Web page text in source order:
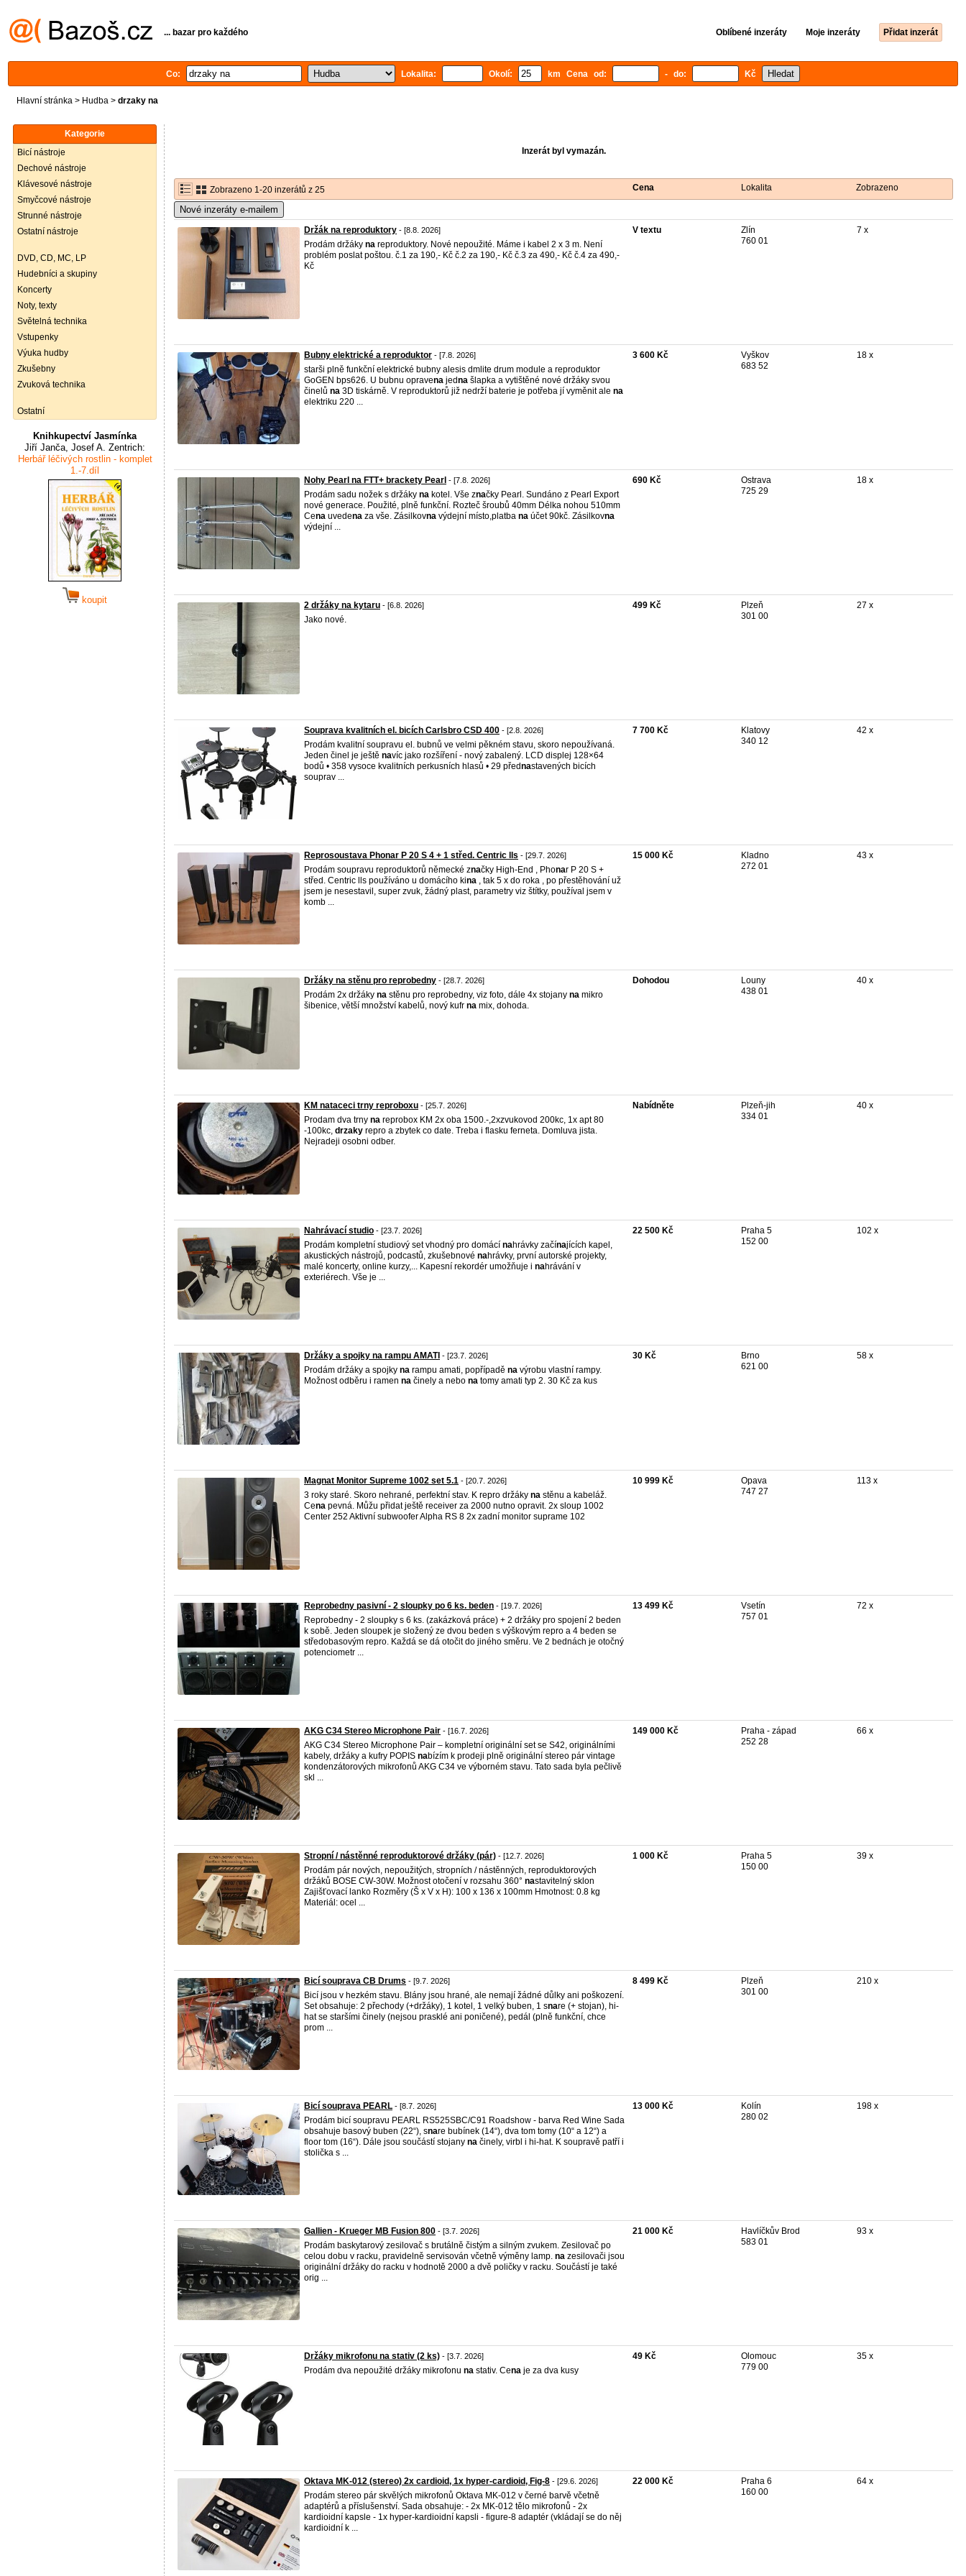
... bazar pro každého Oblíbené inzeráty Moje inzeráty Přidat inzerát
Co: Lokalita: Okolí: km Cena od: - do: Kč
Hlavní stránka > Hudba > drzaky na
Kategorie
Bicí nástroje
Dechové nástroje
Klávesové nástroje
Smyčcové nástroje
Strunné nástroje
Ostatní nástroje
DVD, CD, MC, LP
Hudebníci a skupiny
Koncerty
Noty, texty
Světelná technika
Vstupenky
Výuka hudby
Zkušebny
Zvuková technika
Ostatní
Knihkupectví Jasmínka
Jiří Janča, Josef A. Zentrich:
Herbář léčivých rostlin - komplet
1.-7.díl
koupit
Inzerát byl vymazán.
Zobrazeno 1-20 inzerátů z 25 Cena Lokalita Zobrazeno
Nové inzeráty e-mailem
Držák na reproduktory - [8.8. 2026]
Prodám držáky na reproduktory. Nové nepoužité. Máme i kabel 2 x 3 m. Není
problém poslat poštou. č.1 za 190,- Kč č.2 za 190,- Kč č.3 za 490,- Kč č.4 za 490,-
Kč
V textu
Zlín
760 01
7 x
Bubny elektrické a reproduktor - [7.8. 2026]
starši plně funkční elektrické bubny alesis dmlite drum module a reproduktor
GoGEN bps626. U bubnu opravena jedna šlapka a vytištěné nové držáky svou
činelů na 3D tiskárně. V reproduktorů již nedrží baterie je potřeba jí vyměnit ale na
elektriku 220 ...
3 600 Kč
Vyškov
683 52
18 x
Nohy Pearl na FTT+ brackety Pearl - [7.8. 2026]
Prodám sadu nožek s držáky na kotel. Vše značky Pearl. Sundáno z Pearl Export
nové generace. Použité, plně funkční. Rozteč šroubů 40mm Délka nohou 510mm
Cena uvedena za vše. Zásilkovna výdejní místo,platba na účet 90kč. Zásilkovna
výdejní ...
690 Kč
Ostrava
725 29
18 x
2 držáky na kytaru - [6.8. 2026]
Jako nové.
499 Kč
Plzeň
301 00
27 x
Souprava kvalitních el. bicích Carlsbro CSD 400 - [2.8. 2026]
Prodám kvalitní soupravu el. bubnů ve velmi pěkném stavu, skoro nepoužívaná.
Jeden činel je ještě navíc jako rozšíření - nový zabalený. LCD displej 128×64
bodů • 358 vysoce kvalitních perkusních hlasů • 29 přednastavených bicích
souprav ...
7 700 Kč
Klatovy
340 12
42 x
Reprosoustava Phonar P 20 S 4 + 1 střed. Centric lls - [29.7. 2026]
Prodám soupravu reproduktorů německé značky High-End , Phonar P 20 S +
střed. Centric lls používáno u domácího kina , tak 5 x do roka , po přestěhování už
jsem je nesestavil, super zvuk, žádný plast, parametry viz štítky, používal jsem v
komb ...
15 000 Kč
Kladno
272 01
43 x
Držáky na stěnu pro reprobedny - [28.7. 2026]
Prodám 2x držáky na stěnu pro reprobedny, viz foto, dále 4x stojany na mikro
šibenice, větší množství kabelů, nový kufr na mix, dohoda.
Dohodou
Louny
438 01
40 x
KM nataceci trny reproboxu - [25.7. 2026]
Prodam dva trny na reprobox KM 2x oba 1500.-,2xzvukovod 200kc, 1x apt 80
-100kc, drzaky repro a zbytek co date. Treba i flasku ferneta. Domluva jista.
Nejradeji osobni odber.
Nabídněte
Plzeň-jih
334 01
40 x
Nahrávací studio - [23.7. 2026]
Prodám kompletní studiový set vhodný pro domácí nahrávky začínajících kapel,
akustických nástrojů, podcastů, zkušebnové nahrávky, první autorské projekty,
malé koncerty, online kurzy,... Kapesní rekordér umožňuje i nahrávání v
exteriérech. Vše je ...
22 500 Kč
Praha 5
152 00
102 x
Držáky a spojky na rampu AMATI - [23.7. 2026]
Prodám držáky a spojky na rampu amati, popřípadě na výrobu vlastní rampy.
Možnost odběru i ramen na činely a nebo na tomy amati typ 2. 30 Kč za kus
30 Kč
Brno
621 00
58 x
Magnat Monitor Supreme 1002 set 5.1 - [20.7. 2026]
3 roky staré. Skoro nehrané, perfektní stav. K repro držáky na stěnu a kabeláž.
Cena pevná. Můžu přidat ještě receiver za 2000 nutno opravit. 2x sloup 1002
Center 252 Aktivní subwoofer Alpha RS 8 2x zadní monitor suprame 102
10 999 Kč
Opava
747 27
113 x
Reprobedny pasivní - 2 sloupky po 6 ks. beden - [19.7. 2026]
Reprobedny - 2 sloupky s 6 ks. (zakázková práce) + 2 držáky pro spojení 2 beden
k sobě. Jeden sloupek je složený ze dvou beden s výškovým repro a 4 beden se
středobasovým repro. Každá se dá otočit do jiného směru. Ve 2 bednách je otočný
potenciometr ...
13 499 Kč
Vsetín
757 01
72 x
AKG C34 Stereo Microphone Pair - [16.7. 2026]
AKG C34 Stereo Microphone Pair – kompletní originální set se S42, originálními
kabely, držáky a kufry POPIS nabízím k prodeji plně originální stereo pár vintage
kondenzátorových mikrofonů AKG C34 ve výborném stavu. Tato sada byla pečlivě
skl ...
149 000 Kč
Praha - západ
252 28
66 x
Stropní / nástěnné reproduktorové držáky (pár) - [12.7. 2026]
Prodám pár nových, nepoužitých, stropních / nástěnných, reproduktorových
držáků BOSE CW-30W. Možnost otočení v rozsahu 360° nastavitelný sklon
Zajišťovací lanko Rozměry (Š x V x H): 100 x 136 x 100mm Hmotnost: 0.8 kg
Materiál: ocel ...
1 000 Kč
Praha 5
150 00
39 x
Bicí souprava CB Drums - [9.7. 2026]
Bicí jsou v hezkém stavu. Blány jsou hrané, ale nemají žádné důlky ani poškození.
Set obsahuje: 2 přechody (+držáky), 1 kotel, 1 velký buben, 1 snare (+ stojan), hi-
hat se staršími činely (nejsou prasklé ani poničené), pedál (plně funkční, chce
prom ...
8 499 Kč
Plzeň
301 00
210 x
Bicí souprava PEARL - [8.7. 2026]
Prodám bicí soupravu PEARL RS525SBC/C91 Roadshow - barva Red Wine Sada
obsahuje basový buben (22“), snare bubínek (14“), dva tom tomy (10“ a 12“) a
floor tom (16“). Dále jsou součástí stojany na činely, virbl i hi-hat. K soupravě patří i
stolička s ...
13 000 Kč
Kolín
280 02
198 x
Gallien - Krueger MB Fusion 800 - [3.7. 2026]
Prodám baskytarový zesilovač s brutálně čistým a silným zvukem. Zesilovač po
celou dobu v racku, pravidelně servisován včetně výměny lamp. na zesilovači jsou
originální držáky do racku v hodnotě 2000 a dvě poličky v racku. Součástí je také
orig ...
21 000 Kč
Havlíčkův Brod
583 01
93 x
Držáky mikrofonu na stativ (2 ks) - [3.7. 2026]
Prodám dva nepoužité držáky mikrofonu na stativ. Cena je za dva kusy
49 Kč
Olomouc
779 00
35 x
Oktava MK-012 (stereo) 2x cardioid, 1x hyper-cardioid, Fig-8 - [29.6. 2026]
Prodám stereo pár skvělých mikrofonů Oktava MK-012 v černé barvě včetně
adaptérů a příslušenství. Sada obsahuje: - 2x MK-012 tělo mikrofonů - 2x
kardioidní kapsle - 1x hyper-kardioidní kapsli - figure-8 adaptér (vkládají se do něj
kardioidní k ...
22 000 Kč
Praha 6
160 00
64 x